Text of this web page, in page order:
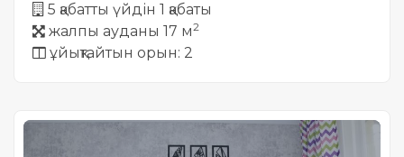
5 қабатты үйдін 1 қабаты
жалпы ауданы 17 м2
ұйықтайтын орын: 2